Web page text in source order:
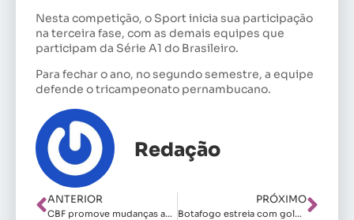
Nesta competição, o Sport inicia sua participação
na terceira fase, com as demais equipes que
participam da Série A1 do Brasileiro.
Para fechar o ano, no segundo semestre, a equipe
defende o tricampeonato pernambucano.
Redação
ANTERIOR
CBF promove mudanças após quedas precoces do Sub-17 e Sub-20
PRÓXIMO
Botafogo estreia com goleada em busca do bi da Copa Rio